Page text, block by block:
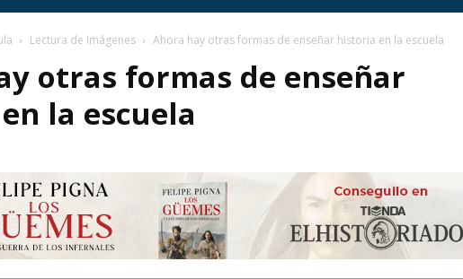
Lectura de Imágenes Ahora hay otras formas de enseñar historia en la escuela
otras formas de enseñar
la escuela